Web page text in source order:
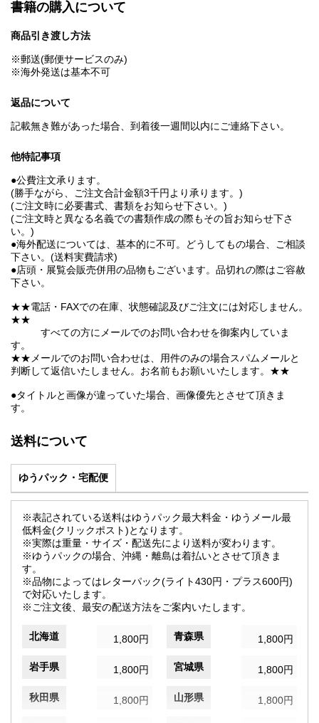
書籍の購入について
商品引き渡し方法
※郵送(郵便サービスのみ)
※海外発送は基本不可
返品について
記載無き難があった場合、到着後一週間以内にご連絡下さい。
他特記事項
●公費注文承ります。
(勝手ながら、ご注文合計金額3千円より承ります。)
(ご注文時に必要書式、書類をお知らせ下さい。)
(ご注文時と異なる名義での書類作成の際もその旨お知らせ下さ
い。)
●海外配送については、基本的に不可。どうしてもの場合、ご相談
下さい。(送料実費請求)
●店頭・展覧会販売併用の品物もございます。品切れの際はご容赦
下さい。
★★電話・FAXでの在庫、状態確認及びご注文には対応しません。
★★
すべての方にメールでのお問い合わせを御案内していま
す。
★★メールでのお問い合わせは、用件のみの場合スパムメールと
判断して返信いたしません。お名前もお願いいたします。★★
●タイトルと画像が違っていた場合、画像優先とさせて頂きま
す。
送料について
ゆうパック・宅配便
※表記されている送料はゆうパック最大料金・ゆうメール最
低料金(クリックポスト)となります。
※実際は重量・サイズ・配送先により送料が変わります。
※ゆうパックの場合、沖縄・離島は着払いとさせて頂きま
す。
※品物によってはレターパック(ライト430円・プラス600円)
で対応いたします。
※ご注文後、最安の配送方法をご案内いたします。
北海道 1,800円 青森県 1,800円
岩手県 1,800円 宮城県 1,800円
秋田県 1,800円 山形県 1,800円